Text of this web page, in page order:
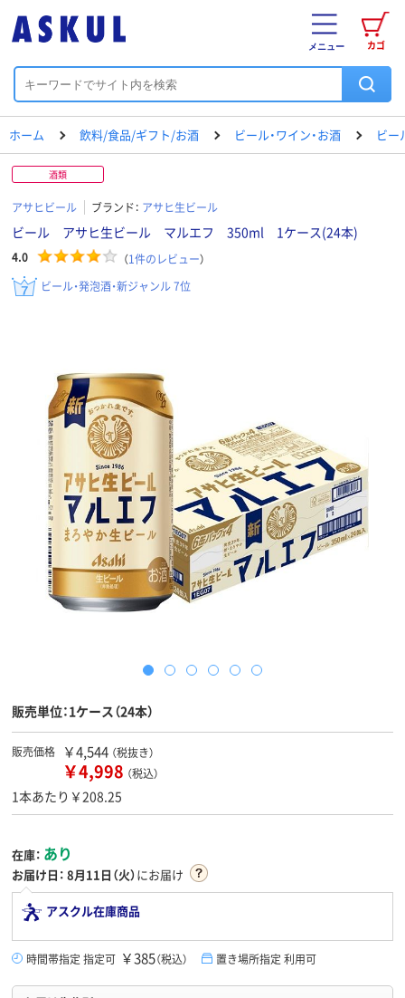
カゴ
メニュー
ホーム 飲料/食品/ギフト/お酒 ビール・ワイン・お酒 ビー
酒類
アサヒビール ブランド： アサヒ生ビール
ビール アサヒ生ビール マルエフ 350ml 1ケース(24本)
4.0 （1件のレビュー）
ビール・発泡酒・新ジャンル 7位
販売単位：1ケース（24本）
販売価格 ￥4,544 （税抜き）
￥4,998 （税込）
1本あたり￥208.25
在庫： あり
お届け日： 8月11日（火）にお届け
アスクル在庫商品
時間帯指定 指定可 ￥385（税込） 置き場所指定 利用可